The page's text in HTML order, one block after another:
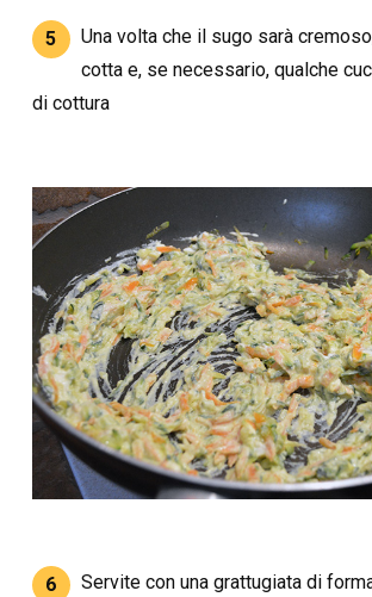
5
Una volta che il sugo sarà
cotta e, se necessario, qualche
di cottura
6
Servite con una grattugiata di